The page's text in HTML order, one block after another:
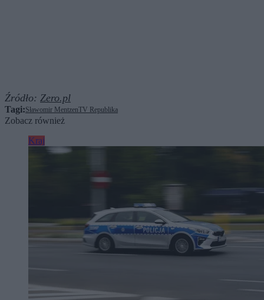
Źródło: Zero.pl
Tagi:Sławomir MentzenTV Republika
Zobacz również
Kraj